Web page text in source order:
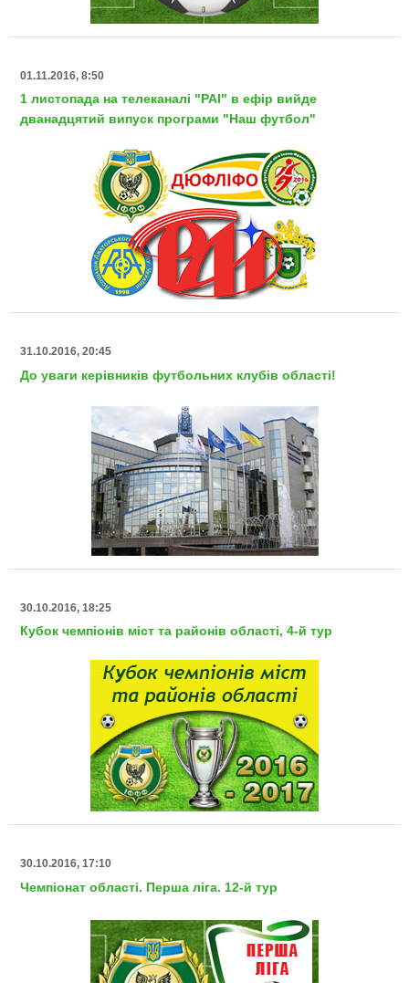
01.11.2016, 8:50
1 листопада на телеканалі "РАІ" в ефір вийде
дванадцятий випуск програми "Наш футбол"
31.10.2016, 20:45
До уваги керівників футбольних клубів області!
30.10.2016, 18:25
Кубок чемпіонів міст та районів області, 4-й тур
30.10.2016, 17:10
Чемпіонат області. Перша ліга. 12-й тур